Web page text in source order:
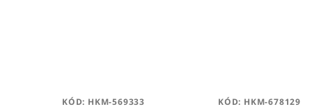
KÓD: HKM-569333 KÓD: HKM-678129